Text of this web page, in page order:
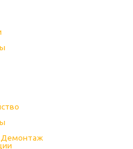
Демонтаж